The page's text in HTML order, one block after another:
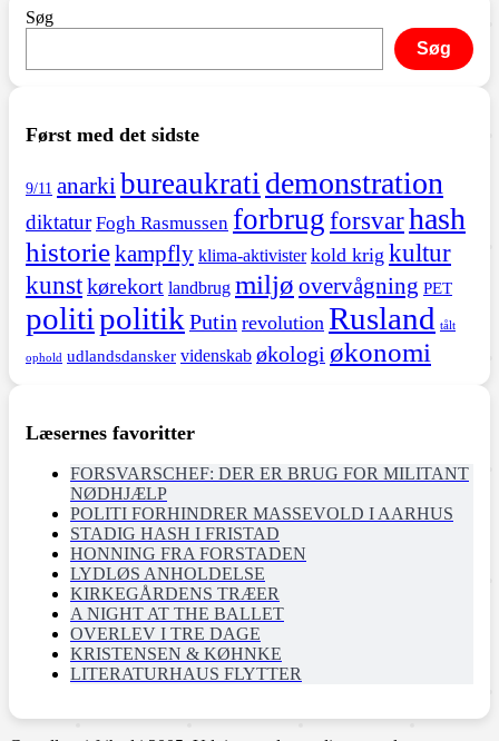
Søg
Søg
Først med det sidste
9/11 anarki bureaukrati demonstration
diktatur Fogh Rasmussen forbrugforsvarhash
historiekampfly klima-aktivister kold krig kultur
kunstkørekort landbrug miljø overvågning PET
politipolitik Putin revolution Rusland tålt
ophold udlandsdansker videnskab økologi økonomi
Læsernes favoritter
FORSVARSCHEF: DER ER BRUG FOR MILITANT
NØDHJÆLP
POLITI FORHINDRER MASSEVOLD I AARHUS
STADIG HASH I FRISTAD
HONNING FRA FORSTADEN
LYDLØS ANHOLDELSE
KIRKEGÅRDENS TRÆER
A NIGHT AT THE BALLET
OVERLEV I TRE DAGE
KRISTENSEN & KØHNKE
LITERATURHAUS FLYTTER